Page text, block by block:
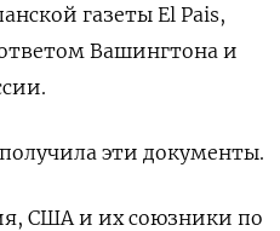
газеты El Pais,
Вашингтона и
эти документы.
США и их союзники по